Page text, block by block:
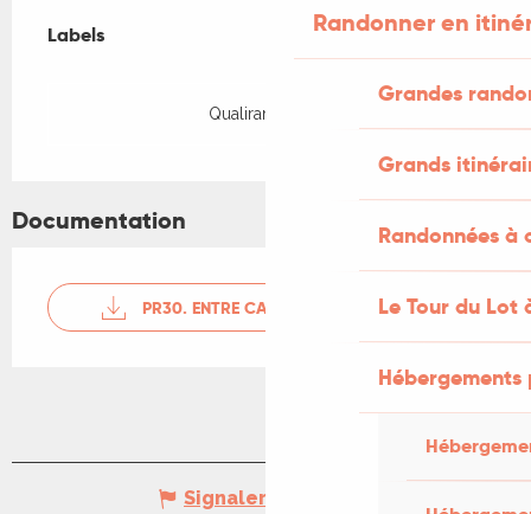
Randonner en
Grandes
Grands
Randonnées
Le Tour du Lot
Labels
Labels
Qualirando Lot
Documentation
PR30. ENTRE CAUSSE ET BOURIANE
Signaler une erreur